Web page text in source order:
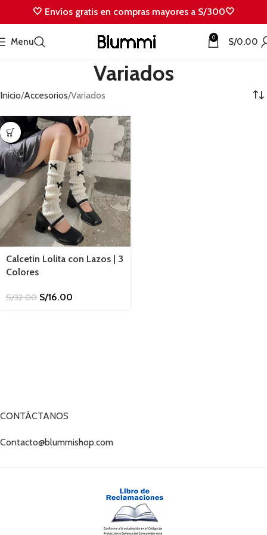
🤍 Envíos gratis en compras mayores a S/300🤍
Menu 0 S/0.00
Variados
Inicio Accesorios Variados
-50%
Calcetin Lolita con Lazos | 3
Colores
S/32.00 S/16.00
CONTÁCTANOS
Contacto@blummishop.com